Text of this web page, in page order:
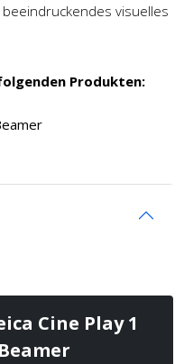
visuelles
Produkten:
Cine Play 1